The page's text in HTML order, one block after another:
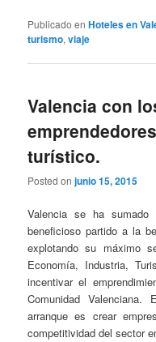
Publicado en Hoteles en
turismo,viaje
Valencia con
turístico.
Posted onjunio 15, 2015
Valencia se ha
beneficioso partido a la
explotando su máximo
Economía, Industria,
incentivar el
Comunidad
arranque es crear
competitividad del sector